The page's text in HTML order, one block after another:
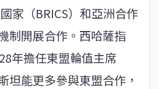
國家（BRICS）和亞洲合作
制開展合作。西哈薩指
年擔任東盟輪值主席
坦能更多參與東盟合作，